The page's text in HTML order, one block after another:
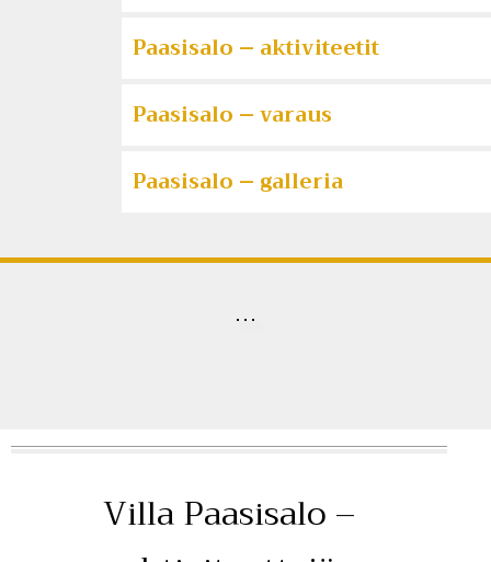
Paasisalo – aktiviteetit
Paasisalo – varaus
Paasisalo – galleria
Villa Paasisalo –